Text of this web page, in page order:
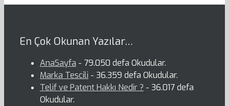
En Çok Okunan Yazılar…
AnaSayfa - 79.050 defa Okudular.
Marka Tescili - 36.359 defa Okudular.
Telif ve Patent Hakkı Nedir ? - 36.017 defa
Okudular.